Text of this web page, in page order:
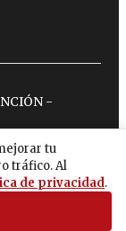
tu
tráfico. Al
de privacidad.
-